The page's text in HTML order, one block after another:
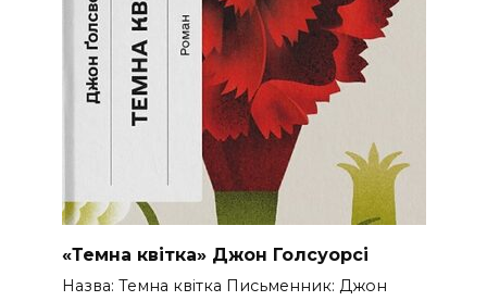
«Темна квітка» Джон Голсуорсі
Назва: Темна квітка Письменник: Джон